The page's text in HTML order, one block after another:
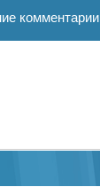
комментарии